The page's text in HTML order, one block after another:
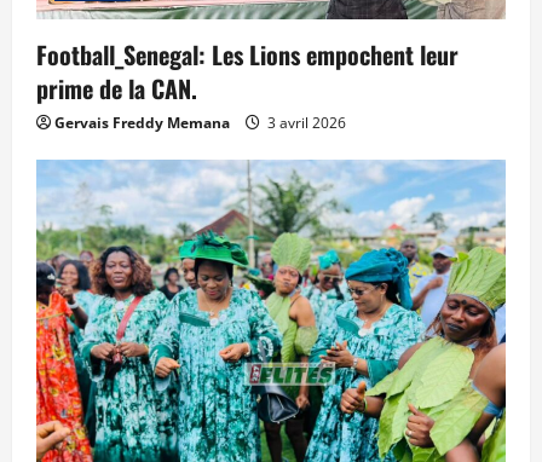
Football_Senegal: Les Lions empochent leur
prime de la CAN.
Gervais Freddy Memana 3 avril 2026